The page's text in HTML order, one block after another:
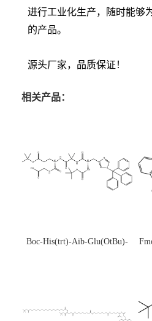
进行工业化生产，随时能够
的产品。
源头厂家，品质保证！
相关产品：
Boc-His(trt)-Aib-Glu(OtBu)-